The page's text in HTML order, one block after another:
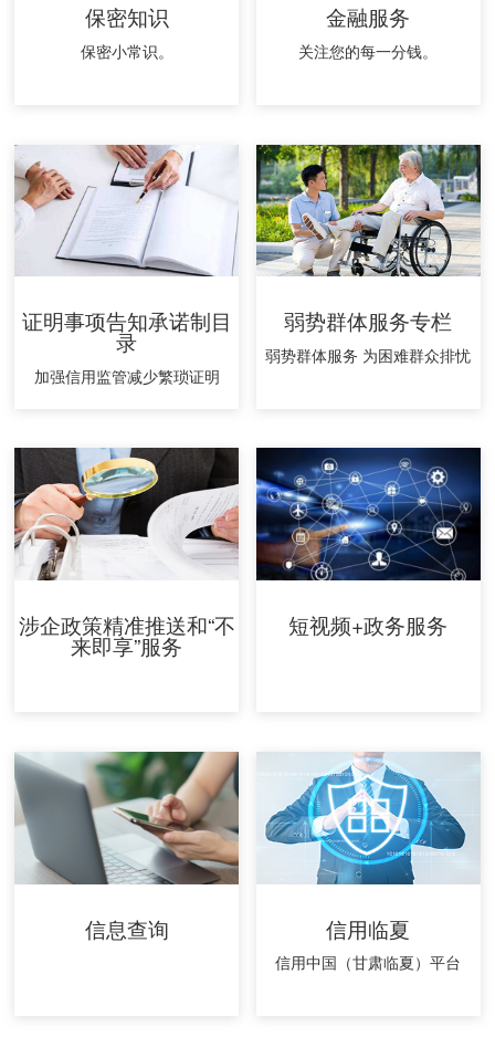
保密知识
保密小常识。
金融服务
关注您的每一分钱。
证明事项告知承诺制目
录
加强信用监管减少繁琐证明
弱势群体服务专栏
弱势群体服务 为困难群众排忧
涉企政策精准推送和“不
来即享”服务
短视频+政务服务
信息查询 信用临夏
信用中国（甘肃临夏）平台